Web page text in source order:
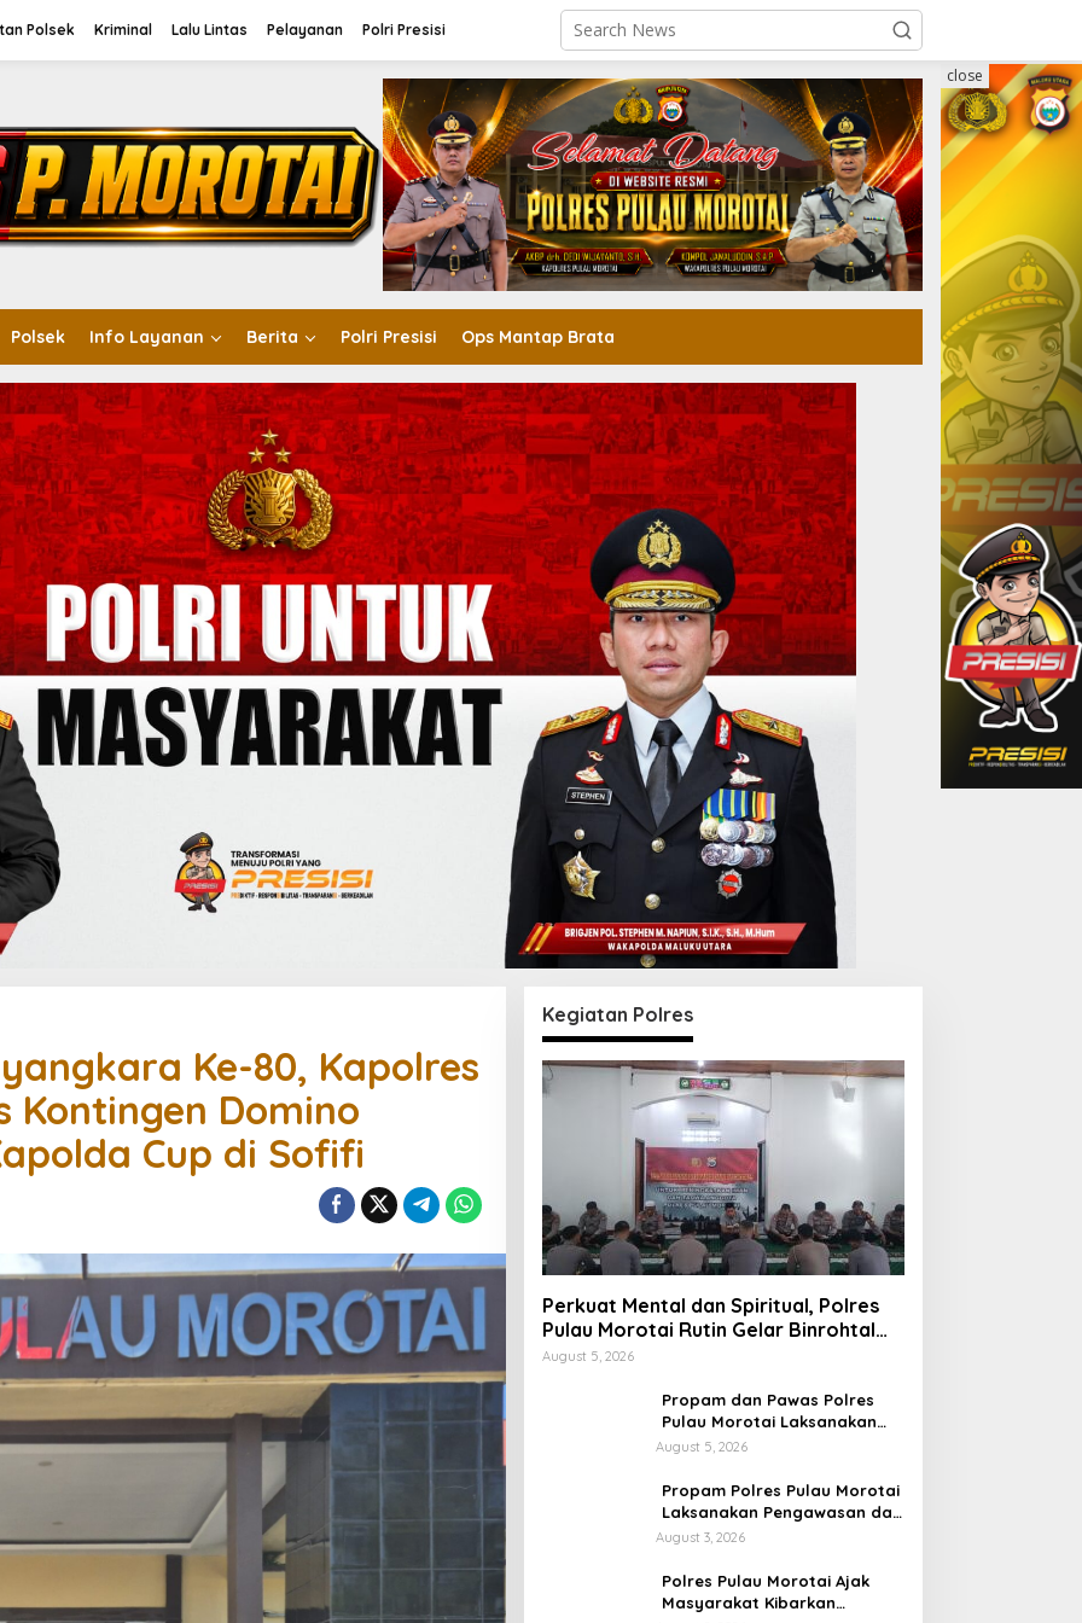
Polsek Kriminal Lalu Lintas Pelayanan Polri Presisi
Polsek Info Layanan Berita Polri Presisi Ops Mantap Brata
close
Ke-80, Kapolres
Kontingen Domino
Cup di Sofifi
Kegiatan Polres
Perkuat Mental dan Spiritual, Polres
Pulau Morotai Rutin Gelar Binrohtal
untuk Bentuk Personel Berintegritas
August 5, 2026
Propam dan Pawas Polres
Pulau Morotai Laksanakan
Pengecekan Pelayanan,
Mendapat Pelayanan Optimal
August 5, 2026
Propam Polres Pulau Morotai
Laksanakan Pengawasan dan
Pengecekan Personel Saat
Fungsi
August 3, 2026
Polres Pulau Morotai Ajak
Masyarakat Kibarkan